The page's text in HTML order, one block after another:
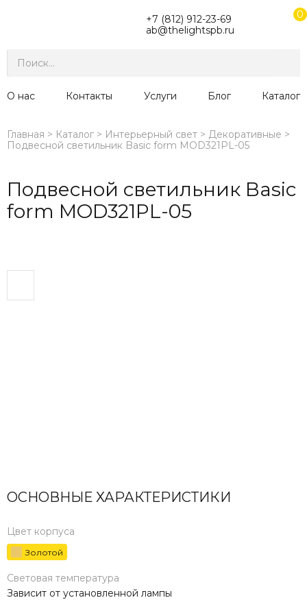
+7 (812) 912-23-69
ab@thelightspb.ru
0
О нас Контакты Услуги Блог Каталог
Главная Каталог Интерьерный свет
Декоративные
Подвесной светильник Basic form MOD321PL-05
Подвесной светильник Basic
form MOD321PL-05
ОСНОВНЫЕ ХАРАКТЕРИСТИКИ
Цвет корпуса
Золотой
Световая температура
Зависит от установленной лампы